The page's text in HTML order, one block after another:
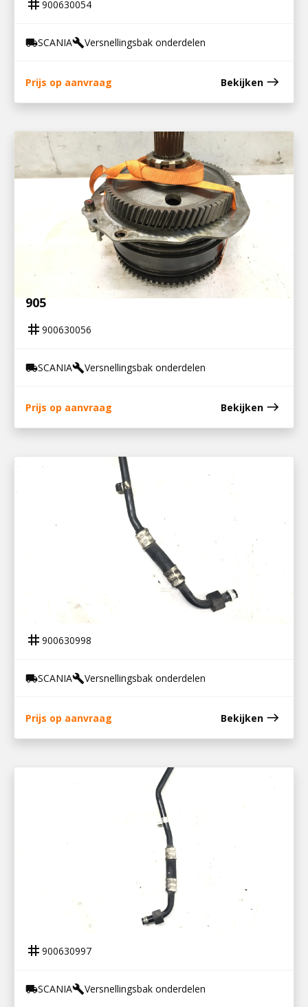
tag 900630054
local_shippingSCANIAbuildVersnellingsbak onderdelen
Prijs op aanvraag Bekijken east
900630056
PLANITAIR NASCHAKELGROEP GRS 895 /
905
tag 900630056
local_shippingSCANIAbuildVersnellingsbak onderdelen
Prijs op aanvraag Bekijken east
900630998
OLIELEIDING VERSNELLINGSBAK
tag 900630998
local_shippingSCANIAbuildVersnellingsbak onderdelen
Prijs op aanvraag Bekijken east
900630997
OLIELEIDING VERSNELLINGSBAK
tag 900630997
local_shippingSCANIAbuildVersnellingsbak onderdelen